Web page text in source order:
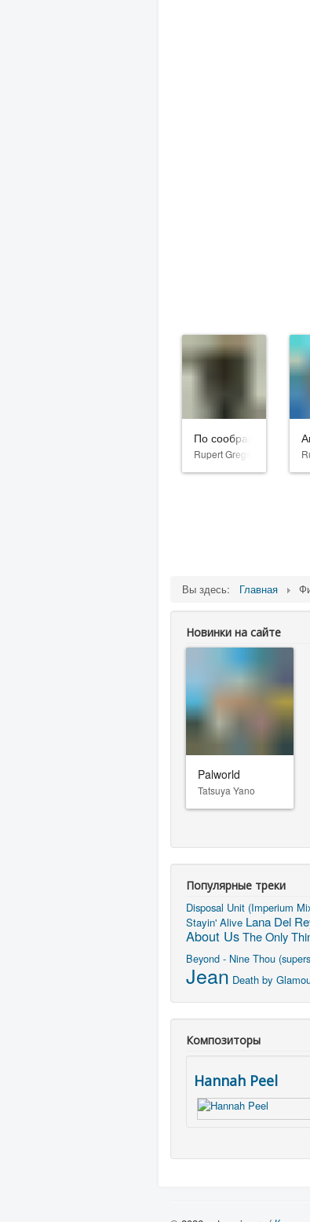
По соображениям
Rupert Gregson-Williams
Вы здесь: Главная
Новинки на сайте
Palworld
Tatsuya Yano
Популярные треки
Disposal Unit (Imperium
Stayin' Alive Lana Del
About UsThe Only
Beyond - Nine Thou
Jean Death by
Композиторы
Hannah Peel